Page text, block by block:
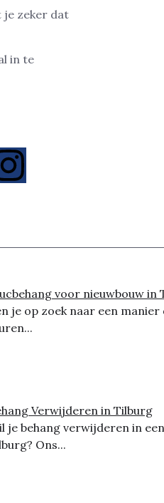
je zeker dat
in te
voor nieuwbouw in
je op zoek naar een manier
Verwijderen in Tilburg
je behang verwijderen in
Ons...